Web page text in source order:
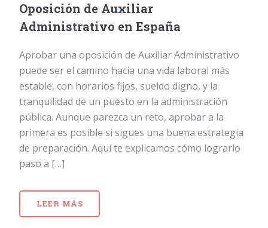
Oposición de Auxiliar
Administrativo en España
Aprobar una oposición de Auxiliar Administrativo
puede ser el camino hacia una vida laboral más
estable, con horarios fijos, sueldo digno, y la
tranquilidad de un puesto en la administración
pública. Aunque parezca un reto, aprobar a la
primera es posible si sigues una buena estrategia
de preparación. Aquí te explicamos cómo lograrlo
paso a […]
LEER MÁS